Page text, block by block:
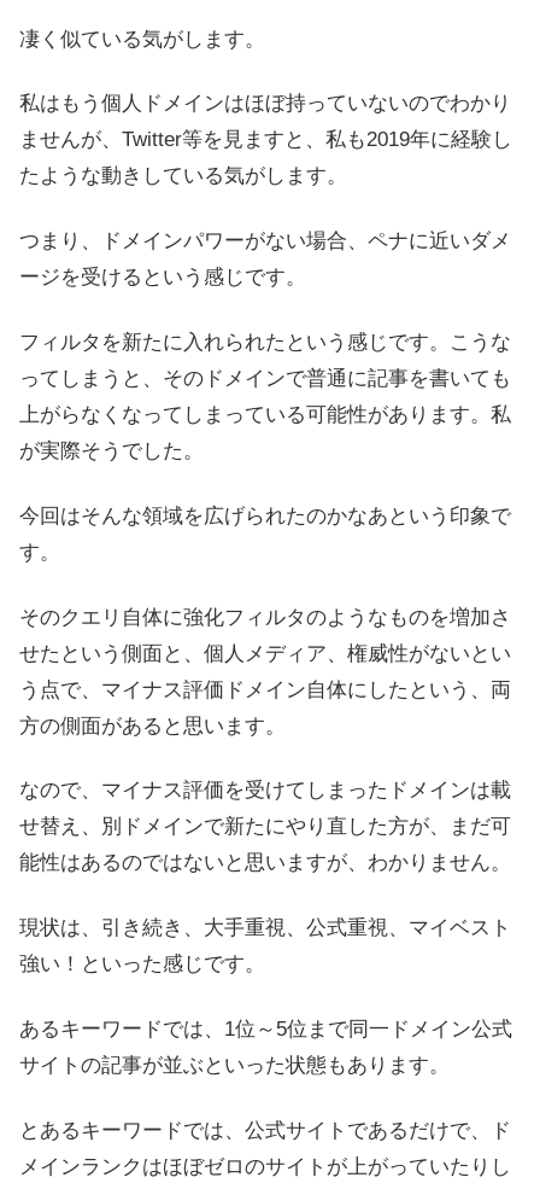
凄く似ている気がします。
私はもう個人ドメインはほぼ持っていないのでわかり
ませんが、Twitter等を見ますと、私も2019年に経験し
たような動きしている気がします。
つまり、ドメインパワーがない場合、ペナに近いダメ
ージを受けるという感じです。
フィルタを新たに入れられたという感じです。こうな
ってしまうと、そのドメインで普通に記事を書いても
上がらなくなってしまっている可能性があります。私
が実際そうでした。
今回はそんな領域を広げられたのかなあという印象で
す。
そのクエリ自体に強化フィルタのようなものを増加さ
せたという側面と、個人メディア、権威性がないとい
う点で、マイナス評価ドメイン自体にしたという、両
方の側面があると思います。
なので、マイナス評価を受けてしまったドメインは載
せ替え、別ドメインで新たにやり直した方が、まだ可
能性はあるのではないと思いますが、わかりません。
現状は、引き続き、大手重視、公式重視、マイベスト
強い！といった感じです。
あるキーワードでは、1位～5位まで同一ドメイン公式
サイトの記事が並ぶといった状態もあります。
とあるキーワードでは、公式サイトであるだけで、ド
メインランクはほぼゼロのサイトが上がっていたりし